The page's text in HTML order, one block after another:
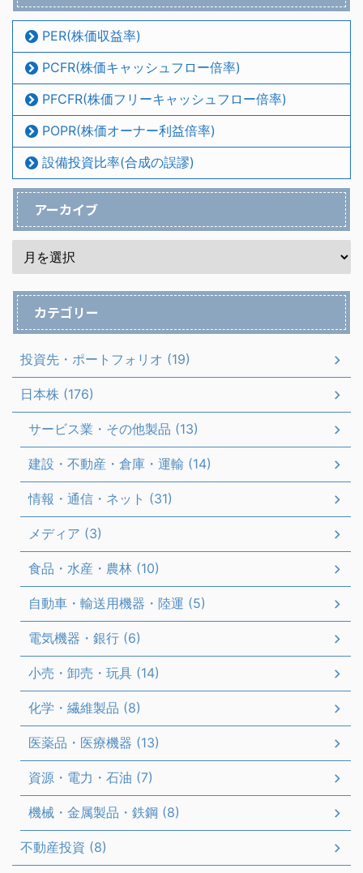
PER(株価収益率)
PCFR(株価キャッシュフロー倍率)
PFCFR(株価フリーキャッシュフロー倍率)
POPR(株価オーナー利益倍率)
設備投資比率(合成の誤謬)
アーカイブ
カテゴリー
投資先・ポートフォリオ (19)
日本株 (176)
サービス業・その他製品 (13)
建設・不動産・倉庫・運輸 (14)
情報・通信・ネット (31)
メディア (3)
食品・水産・農林 (10)
自動車・輸送用機器・陸運 (5)
電気機器・銀行 (6)
小売・卸売・玩具 (14)
化学・繊維製品 (8)
医薬品・医療機器 (13)
資源・電力・石油 (7)
機械・金属製品・鉄鋼 (8)
不動産投資 (8)